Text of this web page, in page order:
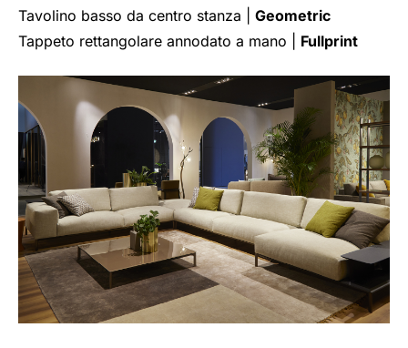
Tavolino basso da centro stanza | Geometric
Tappeto rettangolare annodato a mano | Fullprint